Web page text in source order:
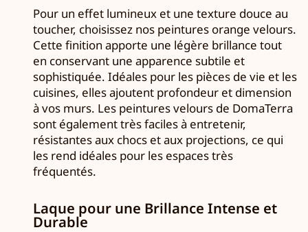
Pour un effet lumineux et une texture douce au
toucher, choisissez nos peintures orange velours.
Cette finition apporte une légère brillance tout
en conservant une apparence subtile et
sophistiquée. Idéales pour les pièces de vie et les
cuisines, elles ajoutent profondeur et dimension
à vos murs. Les peintures velours de DomaTerra
sont également très faciles à entretenir,
résistantes aux chocs et aux projections, ce qui
les rend idéales pour les espaces très
fréquentés.
Laque pour une Brillance Intense et
Durable